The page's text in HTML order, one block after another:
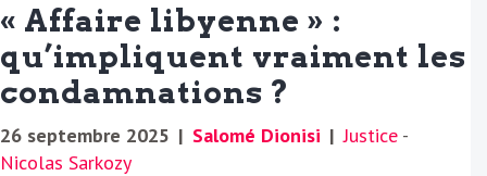
« Affaire libyenne » :
qu’impliquent vraiment les
condamnations ?
26 septembre 2025 | Salomé Dionisi | Justice -
Nicolas Sarkozy